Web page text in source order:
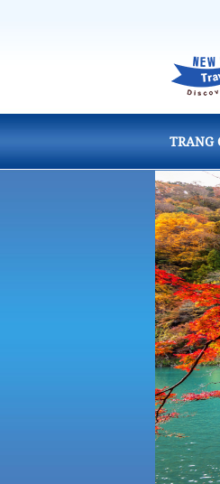
TRANG